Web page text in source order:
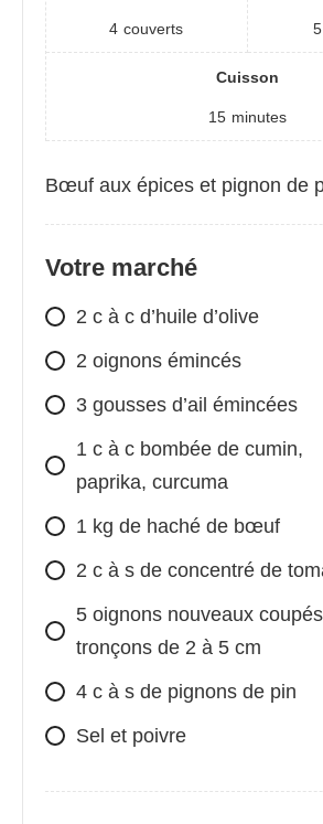
4 couverts 5
Cuisson
15 minutes
Bœuf aux épices et pignon de
Votre marché
2 c à c d’huile d’olive
2 oignons émincés
3 gousses d’ail émincées
1 c à c bombée de cumin,
paprika, curcuma
1 kg de haché de bœuf
2 c à s de concentré de
5 oignons nouveaux
tronçons de 2 à 5 cm
4 c à s de pignons de pin
Sel et poivre